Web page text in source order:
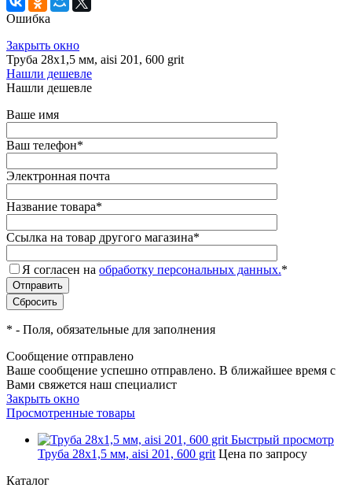
Ошибка
Закрыть окно
Труба 28х1,5 мм, aisi 201, 600 grit
Нашли дешевле
Нашли дешевле
Ваше имя
Ваш телефон*
Электронная почта
Название товара*
Ссылка на товар другого магазина*
Я согласен на обработку персональных данных.*
* - Поля, обязательные для заполнения
Сообщение отправлено
Ваше сообщение успешно отправлено. В ближайшее время с
Вами свяжется наш специалист
Закрыть окно
Просмотренные товары
Быстрый просмотр
Труба 28х1,5 мм, aisi 201, 600 grit Цена по запросу
Каталог